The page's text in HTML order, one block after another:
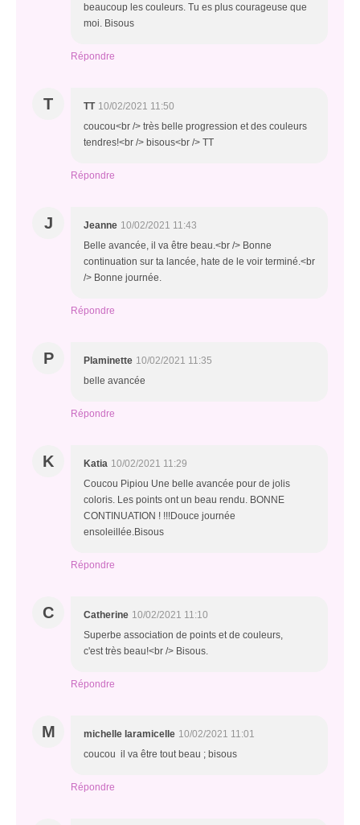
beaucoup les couleurs. Tu es plus courageuse que
moi. Bisous
Répondre
T TT 10/02/2021 11:50
coucou<br /> très belle progression et des couleurs
tendres!<br /> bisous<br /> TT
Répondre
J Jeanne 10/02/2021 11:43
Belle avancée, il va être beau.<br /> Bonne
continuation sur ta lancée, hate de le voir terminé.<br
/> Bonne journée.
Répondre
P Plaminette 10/02/2021 11:35
belle avancée
Répondre
K Katia 10/02/2021 11:29
Coucou Pipiou Une belle avancée pour de jolis
coloris. Les points ont un beau rendu. BONNE
CONTINUATION ! !!!Douce journée
ensoleillée.Bisous
Répondre
C Catherine 10/02/2021 11:10
Superbe association de points et de couleurs,
c'est très beau!<br /> Bisous.
Répondre
M michelle laramicelle 10/02/2021 11:01
coucou il va être tout beau ; bisous
Répondre